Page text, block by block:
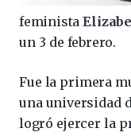
feminista
un 3 de febrero.
Fue la primera
una universidad
logró ejercer la